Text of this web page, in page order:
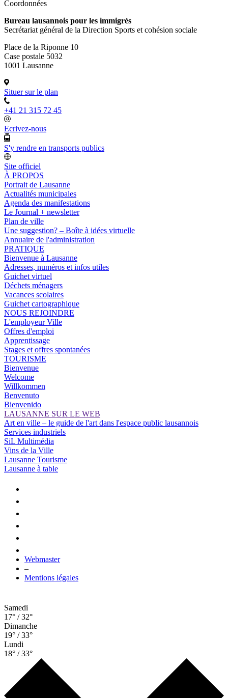
Coordonnées
Bureau lausannois pour les immigrés
Secrétariat général de la Direction Sports et cohésion sociale
Place de la Riponne 10
Case postale 5032
1001 Lausanne
Situer sur le plan
+41 21 315 72 45
Ecrivez-nous
S'y rendre en transports publics
Site officiel
À PROPOS
Portrait de Lausanne
Actualités municipales
Agenda des manifestations
Le Journal + newsletter
Plan de ville
Une suggestion? – Boîte à idées virtuelle
Annuaire de l'administration
PRATIQUE
Bienvenue à Lausanne
Adresses, numéros et infos utiles
Guichet virtuel
Déchets ménagers
Vacances scolaires
Guichet cartographique
NOUS REJOINDRE
L'employeur Ville
Offres d'emploi
Apprentissage
Stages et offres spontanées
TOURISME
Bienvenue
Welcome
Willkommen
Benvenuto
Bienvenido
LAUSANNE SUR LE WEB
Art en ville – le guide de l'art dans l'espace public lausannois
Services industriels
SiL Multimédia
Vins de la Ville
Lausanne Tourisme
Lausanne à table
Webmaster
–
Mentions légales
Samedi
17° / 32°
Dimanche
19° / 33°
Lundi
18° / 33°